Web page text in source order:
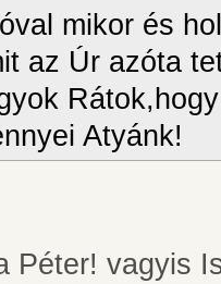
mikor és
az Úr azóta
Atyánk!
Péter! vagyis